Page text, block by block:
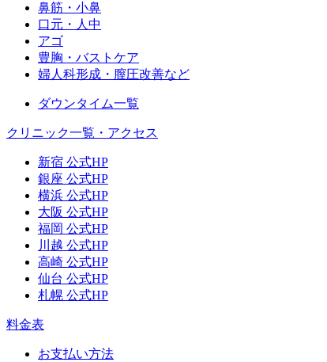
鼻筋・小鼻
口元・人中
アゴ
豊胸・バストケア
婦人科形成・膣圧改善など
ダウンタイム一覧
クリニック一覧・アクセス
新宿 公式HP
銀座 公式HP
横浜 公式HP
大阪 公式HP
福岡 公式HP
川越 公式HP
高崎 公式HP
仙台 公式HP
札幌 公式HP
料金表
お支払い方法